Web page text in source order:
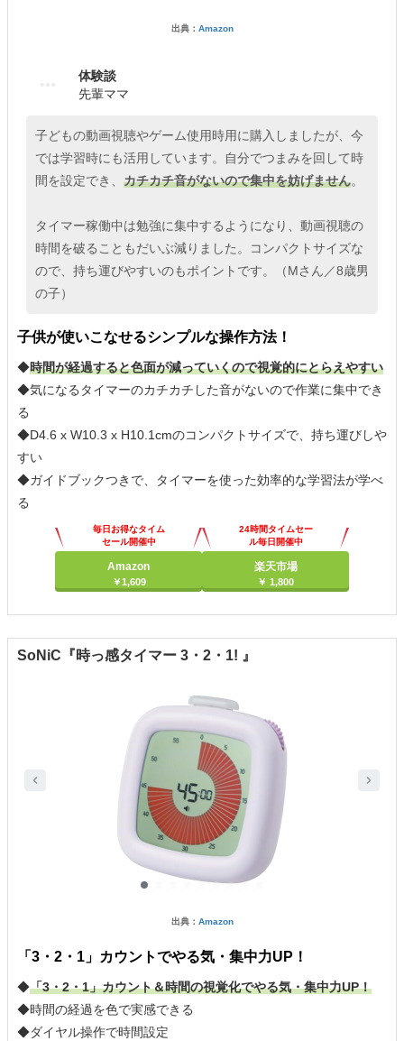
出典： Amazon
体験談
先輩ママ
子どもの動画視聴やゲーム使用時用に購入しましたが、今
では学習時にも活用しています。自分でつまみを回して時
間を設定でき、 カチカチ音がないので集中を妨げません。
タイマー稼働中は勉強に集中するようになり、動画視聴の
時間を破ることもだいぶ減りました。コンパクトサイズな
ので、持ち運びやすいのもポイントです。（Mさん／8歳男
の子）
子供が使いこなせるシンプルな操作方法！
◆時間が経過すると色面が減っていくので視覚的にとらえやすい
◆気になるタイマーのカチカチした音がないので作業に集中でき
る
◆D4.6 x W10.3 x H10.1cmのコンパクトサイズで、持ち運びしや
すい
◆ガイドブックつきで、タイマーを使った効率的な学習法が学べ
る
毎日お得なタイム
セール開催中
Amazon
￥1,609
24時間タイムセー
ル毎日開催中
楽天市場
￥ 1,800
SoNiC『時っ感タイマー 3・2・1! 』
出典： Amazon
「3・2・1」カウントでやる気・集中力UP！
◆「3・2・1」カウント＆時間の視覚化でやる気・集中力UP！
◆時間の経過を色で実感できる
◆ダイヤル操作で時間設定